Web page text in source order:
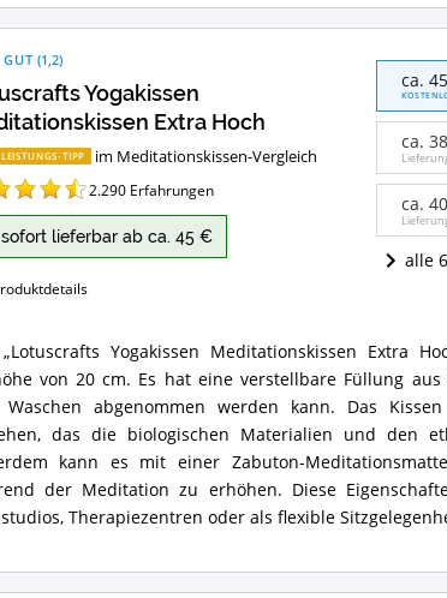
Yogakissen
Extra Hoch
GUT (1,2)
LEISTUNGS-TIPP im Meditationskissen-Vergleich
2.290 Erfahrungen
sofort lieferbar ab ca. 45 €
Extra
Hoch
dieses
ca.
ca.
ca.
alle
Yogakissen Meditationskissen Extra
von 20 cm. Es hat eine verstellbare Füllung
Waschen abgenommen werden kann. Das
das die biologischen Materialien und den
kann es mit einer Zabuton-
der Meditation zu erhöhen. Diese
Therapiezentren oder als flexible